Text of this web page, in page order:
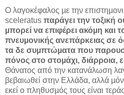
Ο λαγοκέφαλος µε την
sceleratus παράγει την τοξική
µπορεί να επιφέρει ακόµη και
πνευµονικής ανεπάρκειας σε
τα δε συµπτώµατα που
πόνος στο στοµάχι, διάρροια,
Θάνατος από την κατανάλωση
βεβαιωθεί στην Ελλάδα, αλλά
εκεί ο πληθυσµός τους είναι